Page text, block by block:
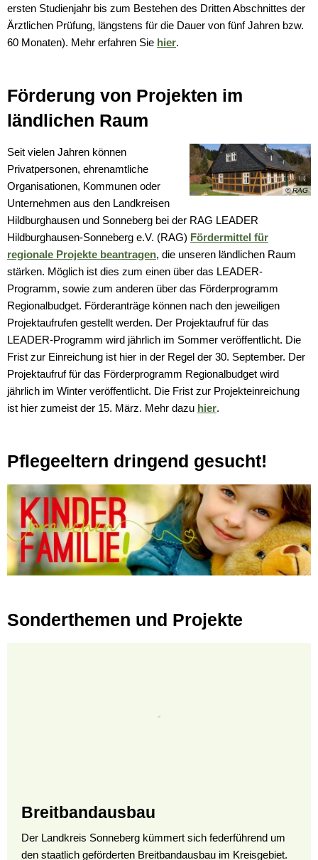
ersten Studienjahr bis zum Bestehen des Dritten Abschnittes der
Ärztlichen Prüfung, längstens für die Dauer von fünf Jahren bzw.
60 Monaten). Mehr erfahren Sie hier.
Förderung von Projekten im
ländlichen Raum
© RAG
Seit vielen Jahren können
Privatpersonen, ehrenamtliche
Organisationen, Kommunen oder
Unternehmen aus den Landkreisen
Hildburghausen und Sonneberg bei der RAG LEADER
Hildburghausen-Sonneberg e.V. (RAG) Fördermittel für
regionale Projekte beantragen, die unseren ländlichen Raum
stärken. Möglich ist dies zum einen über das LEADER-
Programm, sowie zum anderen über das Förderprogramm
Regionalbudget. Förderanträge können nach den jeweiligen
Projektaufrufen gestellt werden. Der Projektaufruf für das
LEADER-Programm wird jährlich im Sommer veröffentlicht. Die
Frist zur Einreichung ist hier in der Regel der 30. September. Der
Projektaufruf für das Förderprogramm Regionalbudget wird
jährlich im Winter veröffentlicht. Die Frist zur Projekteinreichung
ist hier zumeist der 15. März. Mehr dazu hier.
Pflegeeltern dringend gesucht!
Sonderthemen und Projekte
Breitbandausbau
Der Landkreis Sonneberg kümmert sich federführend um
den staatlich geförderten Breitbandausbau im Kreisgebiet.